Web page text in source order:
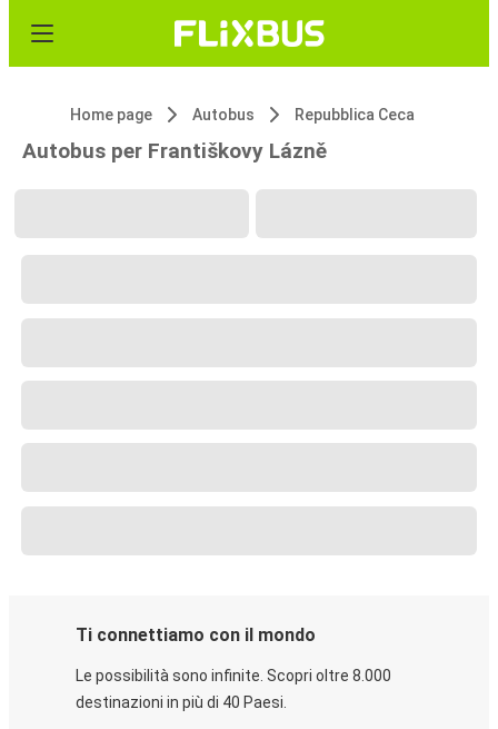
Home page Autobus Repubblica Ceca
Autobus per Františkovy Lázně
Ti connettiamo con il mondo
Le possibilità sono infinite. Scopri oltre 8.000
destinazioni in più di 40 Paesi.